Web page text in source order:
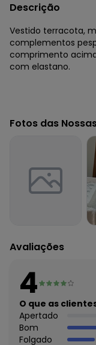
Descrição
Vestido terracota,
complementos
comprimento
com elastano.
Quintess -
Decote frente: Canoa
Tecido: Malha de
4% elastano meia
Composição: 96%
Fotos das
Avaliações
4
O que as
Apertado
Bom
Folgado